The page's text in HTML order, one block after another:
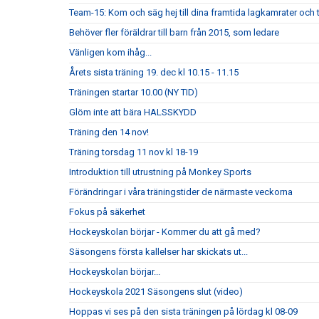
Team-15: Kom och säg hej till dina framtida lagkamrater och
Behöver fler föräldrar till barn från 2015, som ledare
Vänligen kom ihåg...
Årets sista träning 19. dec kl 10.15 - 11.15
Träningen startar 10.00 (NY TID)
Glöm inte att bära HALSSKYDD
Träning den 14 nov!
Träning torsdag 11 nov kl 18-19
Introduktion till utrustning på Monkey Sports
Förändringar i våra träningstider de närmaste veckorna
Fokus på säkerhet
Hockeyskolan börjar - Kommer du att gå med?
Säsongens första kallelser har skickats ut...
Hockeyskolan börjar...
Hockeyskola 2021 Säsongens slut (video)
Hoppas vi ses på den sista träningen på lördag kl 08-09